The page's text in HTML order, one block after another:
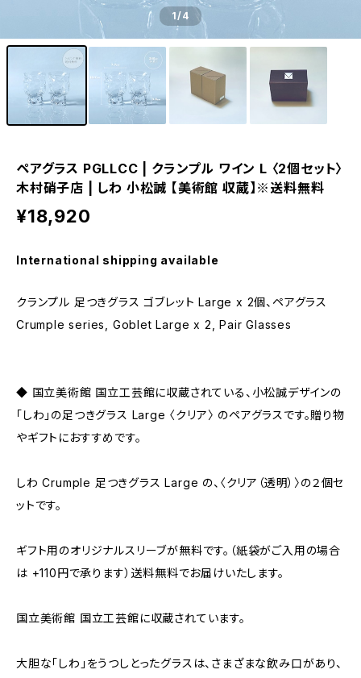
1/4
ペアグラス PGLLCC | クランプル ワイン L 〈2個セット〉
木村硝子店 | しわ 小松誠 【美術館 収蔵】※送料無料
¥18,920
International shipping available
クランプル 足つきグラス ゴブレット Large x 2個、ペアグラス
Crumple series, Goblet Large x 2, Pair Glasses
◆ 国立美術館 国立工芸館に収蔵されている、小松誠デザインの
「しわ」の足つきグラス Large 〈クリア〉 のペアグラスです。贈り物
やギフトにおすすめです。
しわ Crumple 足つきグラス Large の、〈クリア（透明）〉の２個セ
ットです。
ギフト用のオリジナルスリーブが無料です。（紙袋がご入用の場合
は +110円で承ります）送料無料でお届けいたします。
国立美術館 国立工芸館に収蔵されています。
大胆な「しわ」をうつしとったグラスは、さまざまな飲み口があり、